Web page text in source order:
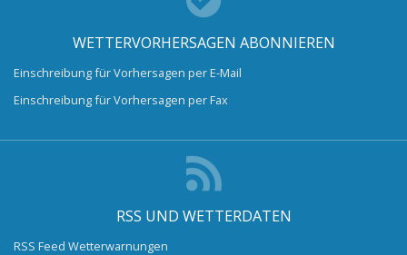
WETTERVORHERSAGEN ABONNIEREN
Einschreibung für Vorhersagen per E-Mail
Einschreibung für Vorhersagen per Fax
RSS UND WETTERDATEN
RSS Feed Wetterwarnungen